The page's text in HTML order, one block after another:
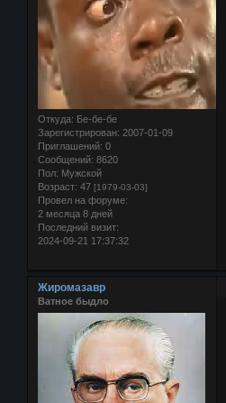
Откуда: Бе-бе-бе
Зарегистрирован: 2007-01-09
Приглашений: 0
Сообщений: 8620
Пол: Мужской
Возраст: 47 [1979-03-03]
Провел на форуме:
2 месяца 8 дней
Последний визит:
2024-09-21 17:37:32
Жиромазавр
Ватное быдло